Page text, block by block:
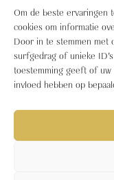
Om de beste ervaringen
cookies om informatie
Door in te stemmen met
surfgedrag of unieke
toestemming geeft of uw
invloed hebben op
Blooming Blog:
1 2 3 …